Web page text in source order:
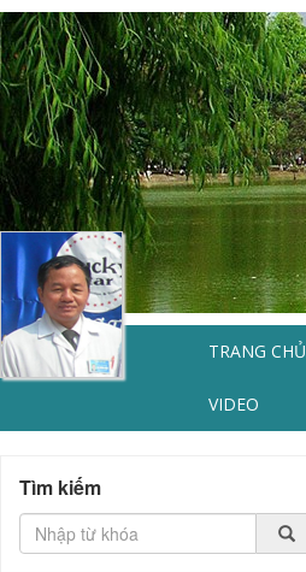
TRANG CHỦ
VIDEO
Tìm kiếm